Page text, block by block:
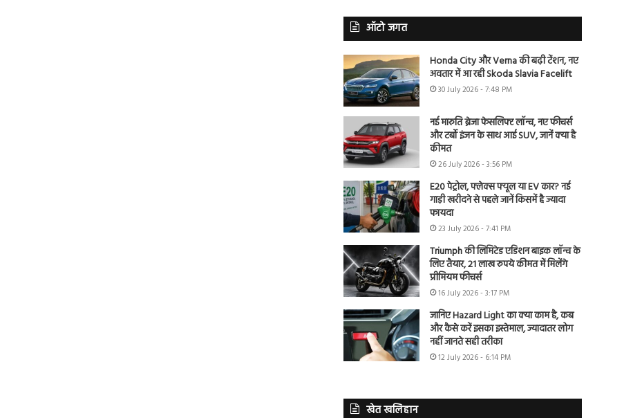
ऑटो जगत
Honda City और Verna की बढ़ी टेंशन, नए
अवतार में आ रही Skoda Slavia Facelift
30 July 2026 - 7:48 PM
नई मारुति ब्रेजा फेसलिफ्ट लॉन्च, नए फीचर्स
और टर्बो इंजन के साथ आई SUV, जानें क्या है
कीमत
26 July 2026 - 3:56 PM
E20 पेट्रोल, फ्लेक्स फ्यूल या EV कार? नई
गाड़ी खरीदने से पहले जानें किसमें है ज्यादा
फायदा
23 July 2026 - 7:41 PM
Triumph की लिमिटेड एडिशन बाइक लॉन्च के
लिए तैयार, 21 लाख रुपये कीमत में मिलेंगे
प्रीमियम फीचर्स
16 July 2026 - 3:17 PM
जानिए Hazard Light का क्या काम है, कब
और कैसे करें इसका इस्तेमाल, ज्यादातर लोग
नहीं जानते सही तरीका
12 July 2026 - 6:14 PM
खेत खलिहान